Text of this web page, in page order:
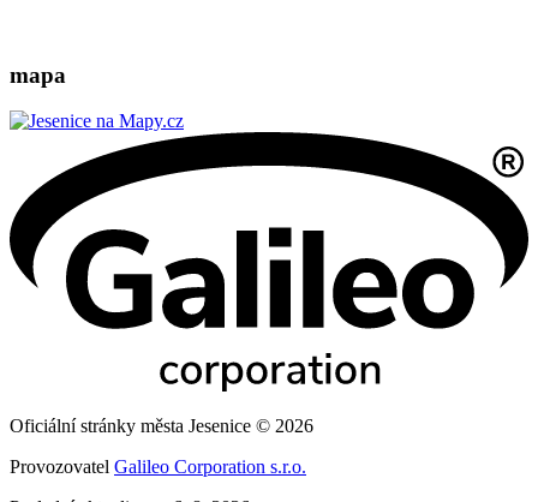
mapa
Oficiální stránky města Jesenice © 2026
Provozovatel Galileo Corporation s.r.o.